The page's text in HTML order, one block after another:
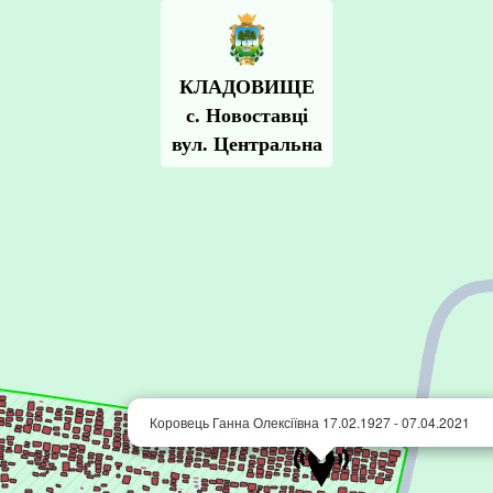
КЛАДОВИЩЕ
с. Новоставці
вул. Центральна
Коровець Ганна Олексіївна 17.02.1927 - 07.04.2021